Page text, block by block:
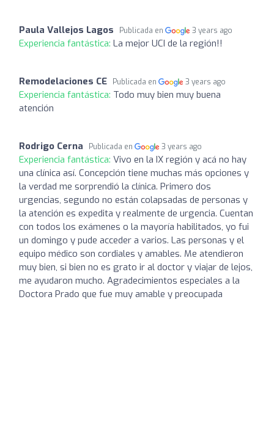
Paula Vallejos Lagos Publicada en 3 years ago
Experiencia fantástica: La mejor UCI de la región!!
Remodelaciones CE Publicada en 3 years ago
Experiencia fantástica: Todo muy bien muy buena
atención
Rodrigo Cerna Publicada en 3 years ago
Experiencia fantástica: Vivo en la IX región y acá no hay
una clínica así. Concepción tiene muchas más opciones y
la verdad me sorprendió la clínica. Primero dos
urgencias, segundo no están colapsadas de personas y
la atención es expedita y realmente de urgencia. Cuentan
con todos los exámenes o la mayoría habilitados, yo fui
un domingo y pude acceder a varios. Las personas y el
equipo médico son cordiales y amables. Me atendieron
muy bien, si bien no es grato ir al doctor y viajar de lejos,
me ayudaron mucho. Agradecimientos especiales a la
Doctora Prado que fue muy amable y preocupada